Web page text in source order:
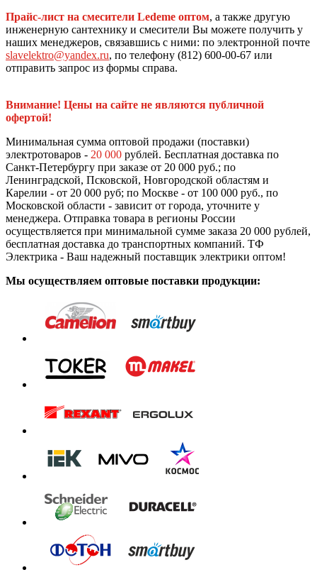
Прайс-лист на смесители Ledeme оптом, а также другую
инженерную сантехнику и смесители Вы можете получить у
наших менеджеров, связавшись с ними: по электронной почте
slavelektro@yandex.ru, по телефону (812) 600-00-67 или
отправить запрос из формы справа.
Внимание! Цены на сайте не являются публичной
офертой!
Минимальная сумма оптовой продажи (поставки)
электротоваров - 20 000 рублей. Бесплатная доставка по
Санкт-Петербургу при заказе от 20 000 руб.; по
Ленинградской, Псковской, Новгородской областям и
Карелии - от 20 000 руб; по Москве - от 100 000 руб., по
Московской области - зависит от города, уточните у
менеджера. Отправка товара в регионы России
осуществляется при минимальной сумме заказа 20 000 рублей,
бесплатная доставка до транспортных компаний. ТФ
Электрика - Ваш надежный поставщик электрики оптом!
Мы осуществляем оптовые поставки продукции: